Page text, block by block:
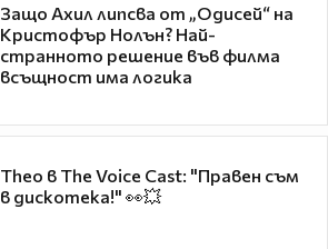
Защо Ахил липсва от „Одисей“ на
Кристофър Нолън? Най-
странното решение във филма
всъщност има логика
Theo в The Voice Cast: "Правен съм
в дискотека!" 👀💥